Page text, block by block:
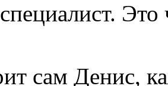
специалист.
сам Денис,